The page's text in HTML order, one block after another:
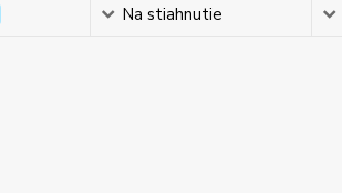
Na stiahnutie